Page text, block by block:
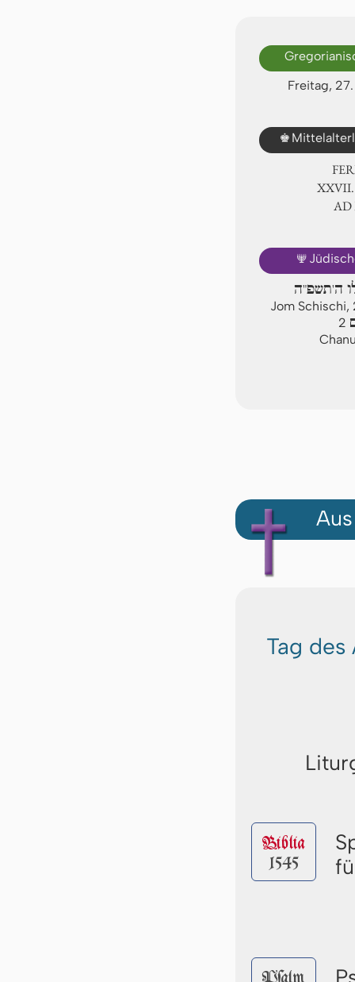
Freitag,
♚
ⅩⅩⅦ.
🕎
ה'תשפ"ה
Jom
2
Tag
Biblia
1545
Pſalm